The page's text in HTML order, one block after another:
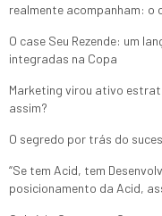
realmente acompanham: o
O case Seu Rezende: um
integradas na Copa
Marketing virou ativo
assim?
O segredo por trás do
“Se tem Acid, tem
posicionamento da Acid,